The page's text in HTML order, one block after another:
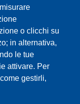
o clicchi su
in alternativa,
le tue
attivare. Per
gestirli,